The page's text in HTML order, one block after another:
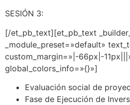
SESIÓN 3:
[/et_pb_text][et_pb_text
_module_preset=»default»
custom_margin=»|-66px|-
global_colors_info=»{}»]
Evaluación social de
Fase de Ejecución de